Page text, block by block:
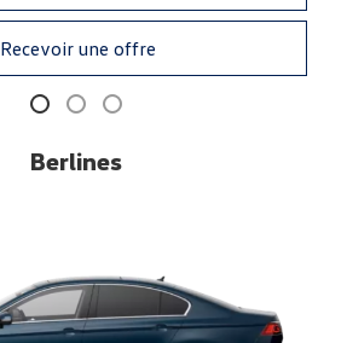
Recevoir une offre
Berlines